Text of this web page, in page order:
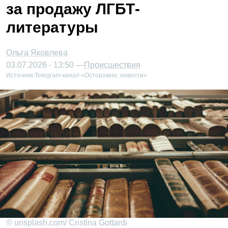
за продажу ЛГБТ-
литературы
Ольга Яковлева
03.07.2026 - 13:50 —Происшествия
Источник:Telegram-канал «Осторожно, новости»
© unsplash.com/ Cristina Gottardi